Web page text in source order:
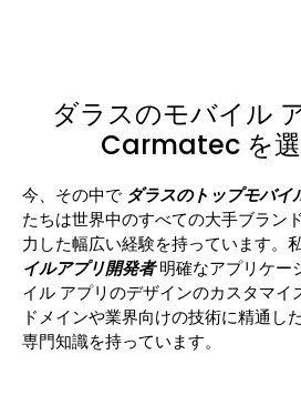
ダラスのモバイル
Carmatec を
今、その中で ダラスのトップモバイ
たちは世界中のすべての大手ブラン
力した幅広い経験を持っています。
イルアプリ開発者明確なアプリケー
イル アプリのデザインのカスタマイ
ドメインや業界向けの技術に精通し
専門知識を持っています。